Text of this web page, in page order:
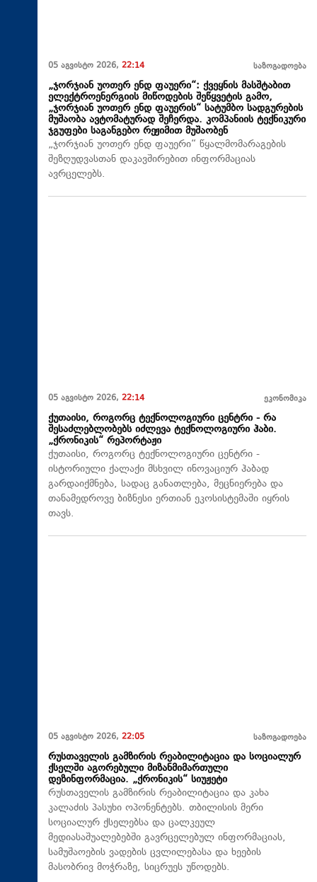
05 აგვისტო 2026, 22:14 საზოგადოება
„ჯორჯიან უოთერ ენდ ფაუერი“: ქვეყნის მასშტაბით
ელექტროენერგიის მიწოდების შეწყვეტის გამო,
„ჯორჯიან უოთერ ენდ ფაუერის“ სატუმბო სადგურების
მუშაობა ავტომატურად შეჩერდა. კომპანიის ტექნიკური
ჯგუფები საგანგებო რეჟიმით მუშაობენ
„ჯორჯიან უოთერ ენდ ფაუერი“ წყალმომარაგების
შეზღუდვასთან დაკავშირებით ინფორმაციას
ავრცელებს.
05 აგვისტო 2026, 22:14 ეკონომიკა
ქუთაისი, როგორც ტექნოლოგიური ცენტრი - რა
შესაძლებლობებს იძლევა ტექნოლოგიური ჰაბი.
„ქრონიკის“ რეპორტაჟი
ქუთაისი, როგორც ტექნოლოგიური ცენტრი -
ისტორიული ქალაქი მსხვილ ინოვაციურ ჰაბად
გარდაიქმნება, სადაც განათლება, მეცნიერება და
თანამედროვე ბიზნესი ერთიან ეკოსისტემაში იყრის
თავს.
05 აგვისტო 2026, 22:05 საზოგადოება
რუსთაველის გამზირის რეაბილიტაცია და სოციალურ
ქსელში აგორებული მიზანმიმართული
დეზინფორმაცია. „ქრონიკის“ სიუჟეტი
რუსთაველის გამზირის რეაბილიტაცია და კახა
კალაძის პასუხი ოპონენტებს. თბილისის მერი
სოციალურ ქსელებსა და ცალკეულ
მედიასაშუალებებში გავრცელებულ ინფორმაციას,
სამუშაოების ვადების ცვლილებასა და ხეების
მასობრივ მოჭრაზე, სიცრუეს უწოდებს.